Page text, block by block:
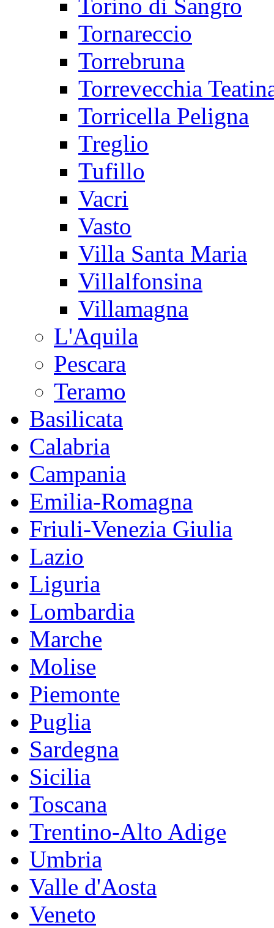
Torino di Sangro
Tornareccio
Torrebruna
Torrevecchia
Torricella Peligna
Treglio
Tufillo
Vacri
Vasto
Villa Santa Maria
Villalfonsina
Villamagna
L'Aquila
Pescara
Teramo
Basilicata
Calabria
Campania
Emilia-Romagna
Friuli-Venezia Giulia
Lazio
Liguria
Lombardia
Marche
Molise
Piemonte
Puglia
Sardegna
Sicilia
Toscana
Trentino-Alto Adige
Umbria
Valle d'Aosta
Veneto